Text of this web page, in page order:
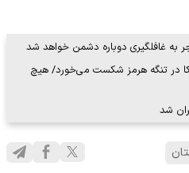
به غافلگیری دوباره دشمن خواهد شد
در تنگه هرمز شکست می‌خورد/ هیچ
شد